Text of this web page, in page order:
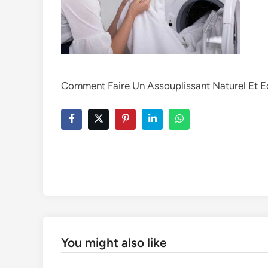
Comment Faire Un Assouplissant Naturel Et
You might also like